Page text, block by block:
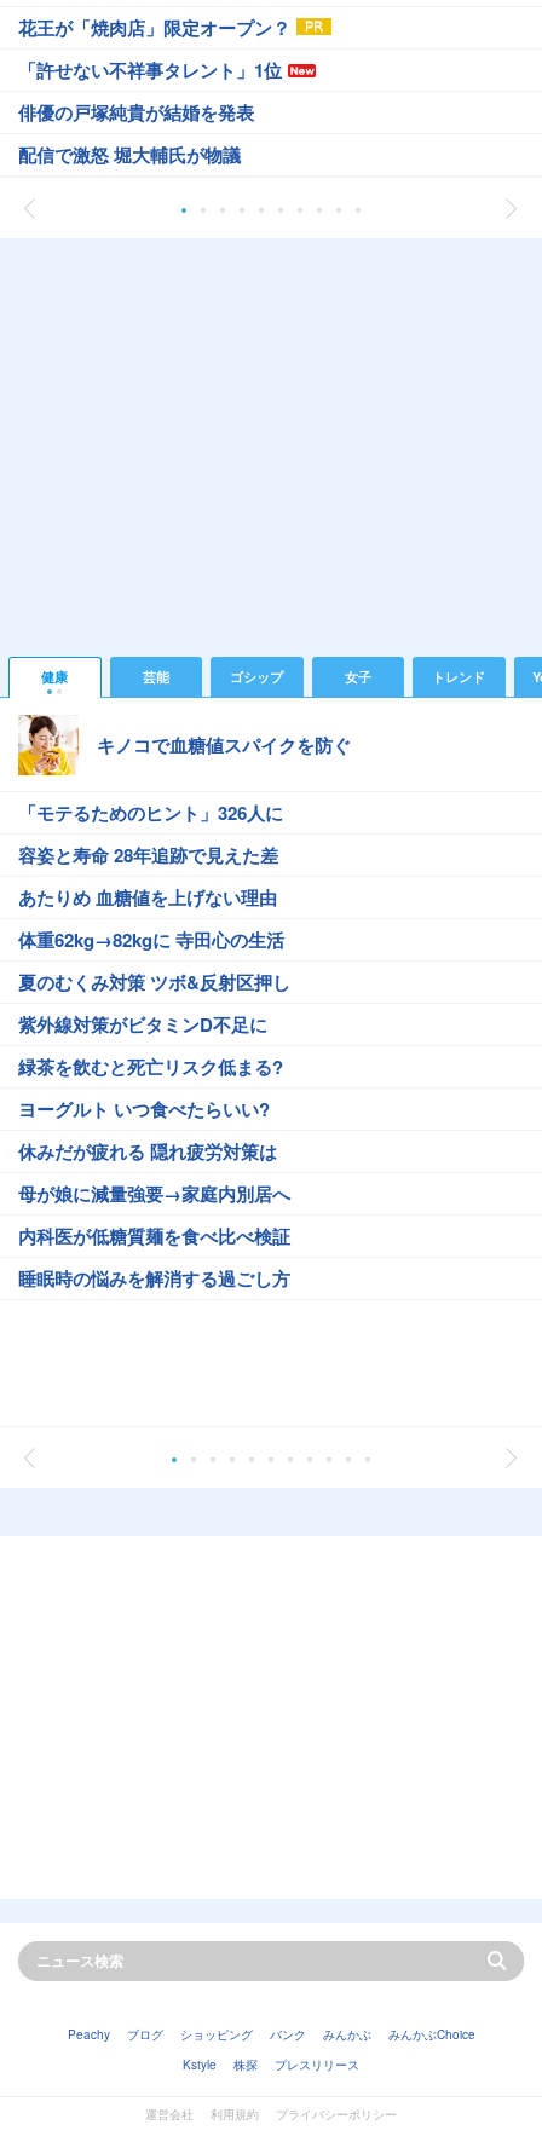
花王が「焼肉店」限定オープン？
「許せない不祥事タレント」1位
俳優の戸塚純貴が結婚を発表
配信で激怒 堀大輔氏が物議
健康 芸能 ゴシップ 女子 トレンド
キノコで血糖値スパイクを防ぐ
「モテるためのヒント」326人に
容姿と寿命 28年追跡で見えた差
あたりめ 血糖値を上げない理由
体重62kg→82kgに 寺田心の生活
夏のむくみ対策 ツボ&反射区押し
紫外線対策がビタミンD不足に
緑茶を飲むと死亡リスク低まる?
ヨーグルト いつ食べたらいい?
休みだが疲れる 隠れ疲労対策は
母が娘に減量強要→家庭内別居へ
内科医が低糖質麺を食べ比べ検証
睡眠時の悩みを解消する過ごし方
Peachy ブログ ショッピング バンク みんかぶ
みんかぶChoice
Kstyle
株探 プレスリリース
運営会社 利用規約 プライバシーポリシー